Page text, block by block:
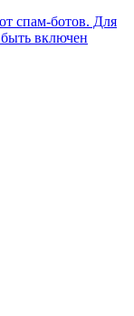
спам-ботов. Для
быть включен